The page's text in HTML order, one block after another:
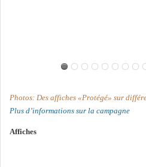
Photos: Des affiches «Protégé» sur
Plus d’informations sur la campagne
Affiches